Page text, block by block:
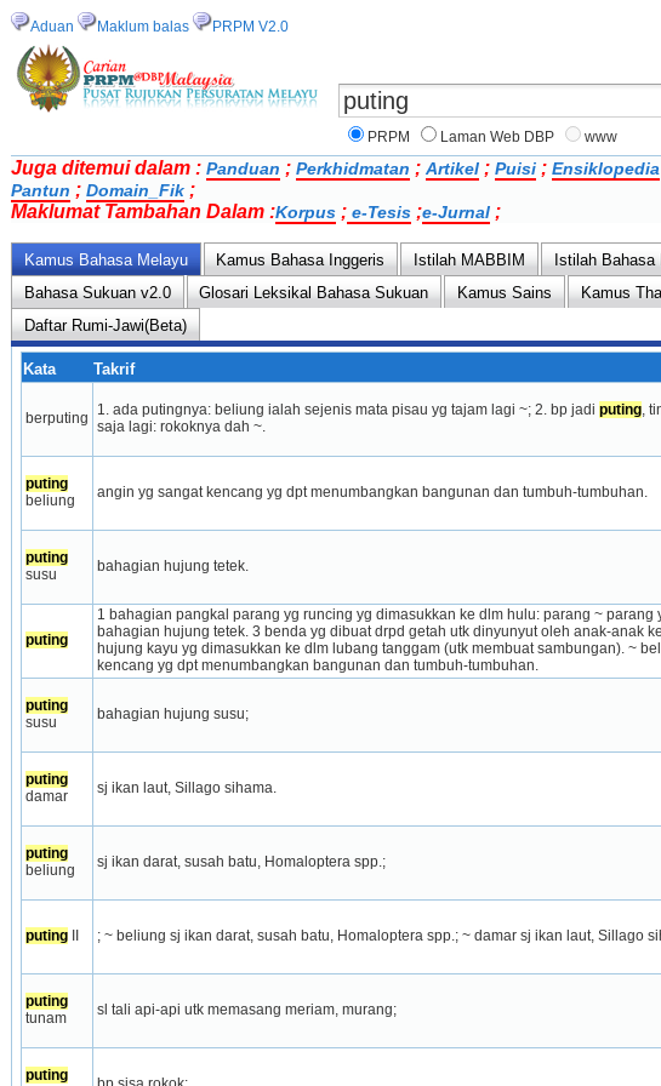
Aduan Maklum balas PRPM V2.0
PRPM
Laman Web DBP www
Juga ditemui dalam : Panduan ; Perkhidmatan ; Artikel ; Puisi ; Ensiklopedia
Pantun ; Domain_Fik ;
Maklumat Tambahan Dalam :Korpus ; e-Tesis ;e-Jurnal ;
Kamus Bahasa Melayu Kamus Bahasa Inggeris Istilah MABBIM Istilah Bahasa
Bahasa Sukuan v2.0
Glosari Leksikal Bahasa Sukuan Kamus Sains
Kamus
Daftar Rumi-Jawi(Beta)
Kata Takrif
berputing 1. ada putingnya: beliung ialah sejenis mata pisau yg tajam lagi ~; 2. bp jadi puting,
saja lagi: rokoknya dah ~.
puting
beliung
angin yg sangat kencang yg dpt menumbangkan bangunan dan tumbuh-tumbuhan.
puting
susu
bahagian hujung tetek.
puting
1 bahagian pangkal parang yg runcing yg dimasukkan ke dlm hulu: parang ~ parang
bahagian hujung tetek. 3 benda yg dibuat drpd getah utk dinyunyut oleh anak-anak
hujung kayu yg dimasukkan ke dlm lubang tanggam (utk membuat sambungan). ~
kencang yg dpt menumbangkan bangunan dan tumbuh-tumbuhan.
puting
susu
bahagian hujung susu;
puting
damar
sj ikan laut, Sillago sihama.
puting
beliung
sj ikan darat, susah batu, Homaloptera spp.;
puting II ; ~ beliung sj ikan darat, susah batu, Homaloptera spp.; ~ damar sj ikan laut, Sillago
puting
tunam
sl tali api-api utk memasang meriam, murang;
puting